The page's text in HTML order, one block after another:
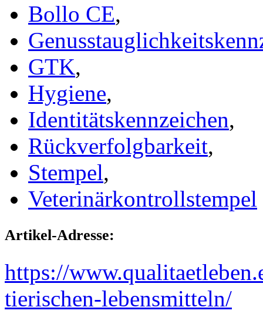
Bollo CE,
GTK,
Hygiene,
Identitätskennzeichen,
Rückverfolgbarkeit,
Stempel,
Veterinärkontrollstempel
Artikel-Adresse:
https://
tierischen-lebensmitteln/